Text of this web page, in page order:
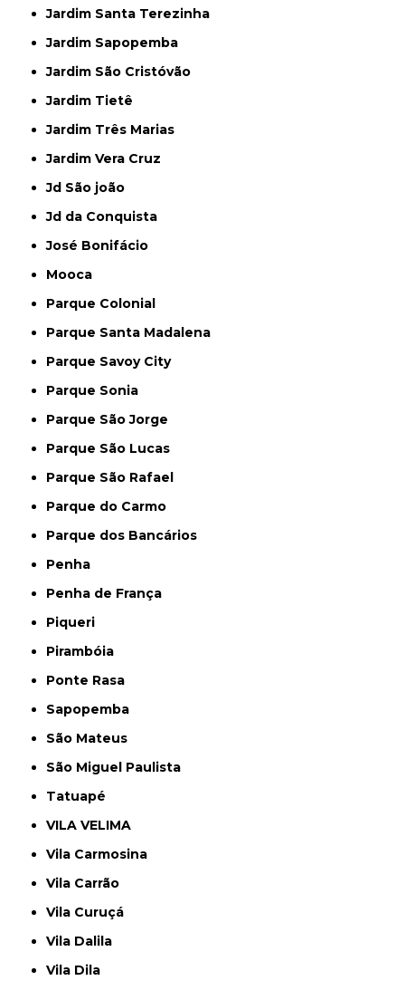
Jardim Santa Terezinha
Jardim Sapopemba
Jardim São Cristóvão
Jardim Tietê
Jardim Três Marias
Jardim Vera Cruz
Jd São joão
Jd da Conquista
José Bonifácio
Mooca
Parque Colonial
Parque Santa Madalena
Parque Savoy City
Parque Sonia
Parque São Jorge
Parque São Lucas
Parque São Rafael
Parque do Carmo
Parque dos Bancários
Penha
Penha de França
Piqueri
Pirambóia
Ponte Rasa
Sapopemba
São Mateus
São Miguel Paulista
Tatuapé
VILA VELIMA
Vila Carmosina
Vila Carrão
Vila Curuçá
Vila Dalila
Vila Dila